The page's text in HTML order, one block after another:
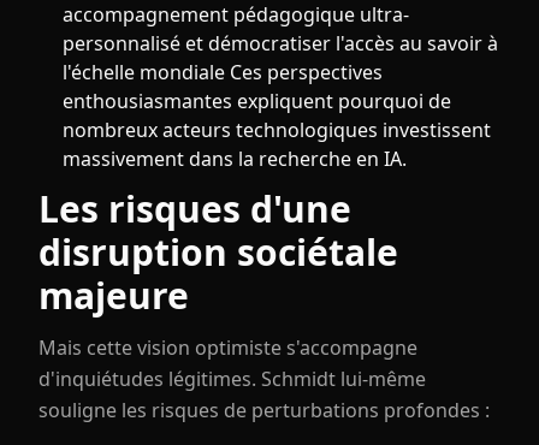
accompagnement pédagogique ultra-
personnalisé et démocratiser l'accès au savoir à
l'échelle mondiale Ces perspectives
enthousiasmantes expliquent pourquoi de
nombreux acteurs technologiques investissent
massivement dans la recherche en IA.
Les risques d'une
disruption sociétale
majeure
Mais cette vision optimiste s'accompagne
d'inquiétudes légitimes. Schmidt lui-même
souligne les risques de perturbations profondes :